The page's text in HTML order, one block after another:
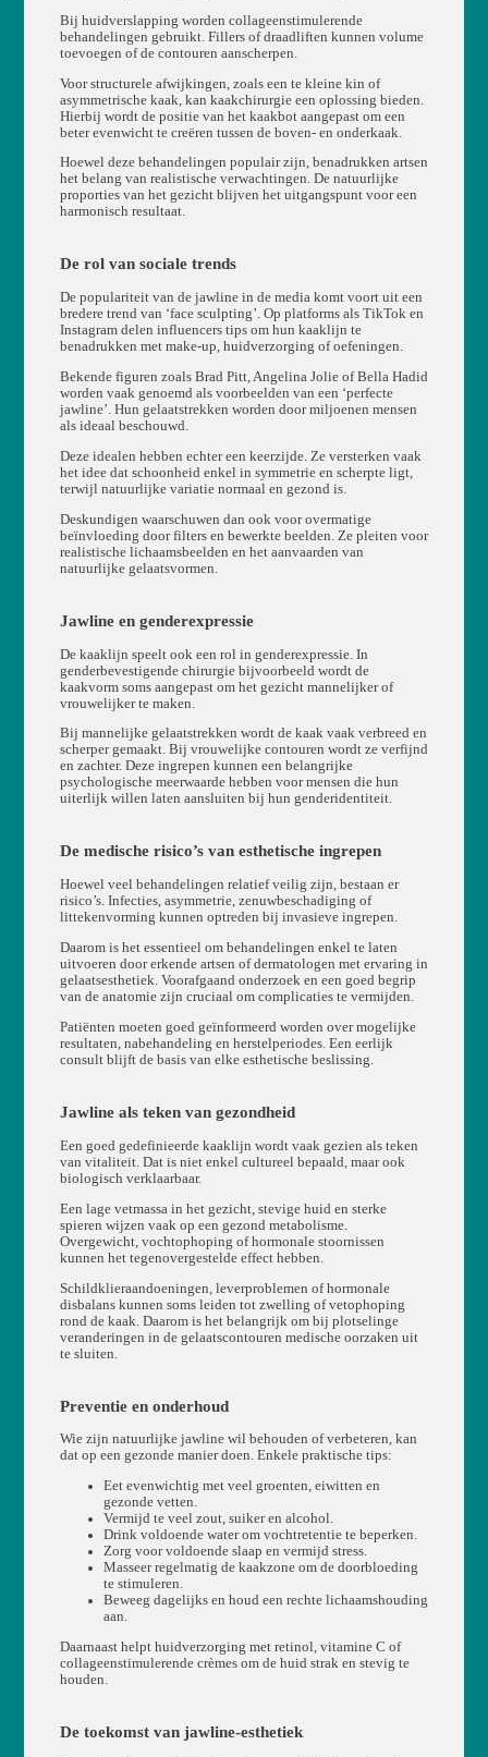
Bij huidverslapping worden collageenstimulerende
behandelingen gebruikt. Fillers of draadliften kunnen volume
toevoegen of de contouren aanscherpen.
Voor structurele afwijkingen, zoals een te kleine kin of
asymmetrische kaak, kan kaakchirurgie een oplossing bieden.
Hierbij wordt de positie van het kaakbot aangepast om een
beter evenwicht te creëren tussen de boven- en onderkaak.
Hoewel deze behandelingen populair zijn, benadrukken artsen
het belang van realistische verwachtingen. De natuurlijke
proporties van het gezicht blijven het uitgangspunt voor een
harmonisch resultaat.
De rol van sociale trends
De populariteit van de jawline in de media komt voort uit een
bredere trend van ‘face sculpting’. Op platforms als TikTok en
Instagram delen influencers tips om hun kaaklijn te
benadrukken met make-up, huidverzorging of oefeningen.
Bekende figuren zoals Brad Pitt, Angelina Jolie of Bella Hadid
worden vaak genoemd als voorbeelden van een ‘perfecte
jawline’. Hun gelaatstrekken worden door miljoenen mensen
als ideaal beschouwd.
Deze idealen hebben echter een keerzijde. Ze versterken vaak
het idee dat schoonheid enkel in symmetrie en scherpte ligt,
terwijl natuurlijke variatie normaal en gezond is.
Deskundigen waarschuwen dan ook voor overmatige
beïnvloeding door filters en bewerkte beelden. Ze pleiten voor
realistische lichaamsbeelden en het aanvaarden van
natuurlijke gelaatsvormen.
Jawline en genderexpressie
De kaaklijn speelt ook een rol in genderexpressie. In
genderbevestigende chirurgie bijvoorbeeld wordt de
kaakvorm soms aangepast om het gezicht mannelijker of
vrouwelijker te maken.
Bij mannelijke gelaatstrekken wordt de kaak vaak verbreed en
scherper gemaakt. Bij vrouwelijke contouren wordt ze verfijnd
en zachter. Deze ingrepen kunnen een belangrijke
psychologische meerwaarde hebben voor mensen die hun
uiterlijk willen laten aansluiten bij hun genderidentiteit.
De medische risico’s van esthetische ingrepen
Hoewel veel behandelingen relatief veilig zijn, bestaan er
risico’s. Infecties, asymmetrie, zenuwbeschadiging of
littekenvorming kunnen optreden bij invasieve ingrepen.
Daarom is het essentieel om behandelingen enkel te laten
uitvoeren door erkende artsen of dermatologen met ervaring in
gelaatsesthetiek. Voorafgaand onderzoek en een goed begrip
van de anatomie zijn cruciaal om complicaties te vermijden.
Patiënten moeten goed geïnformeerd worden over mogelijke
resultaten, nabehandeling en herstelperiodes. Een eerlijk
consult blijft de basis van elke esthetische beslissing.
Jawline als teken van gezondheid
Een goed gedefinieerde kaaklijn wordt vaak gezien als teken
van vitaliteit. Dat is niet enkel cultureel bepaald, maar ook
biologisch verklaarbaar.
Een lage vetmassa in het gezicht, stevige huid en sterke
spieren wijzen vaak op een gezond metabolisme.
Overgewicht, vochtophoping of hormonale stoornissen
kunnen het tegenovergestelde effect hebben.
Schildklieraandoeningen, leverproblemen of hormonale
disbalans kunnen soms leiden tot zwelling of vetophoping
rond de kaak. Daarom is het belangrijk om bij plotselinge
veranderingen in de gelaatscontouren medische oorzaken uit
te sluiten.
Preventie en onderhoud
Wie zijn natuurlijke jawline wil behouden of verbeteren, kan
dat op een gezonde manier doen. Enkele praktische tips:
Eet evenwichtig met veel groenten, eiwitten en
gezonde vetten.
Vermijd te veel zout, suiker en alcohol.
Drink voldoende water om vochtretentie te beperken.
Zorg voor voldoende slaap en vermijd stress.
Masseer regelmatig de kaakzone om de doorbloeding
te stimuleren.
Beweeg dagelijks en houd een rechte lichaamshouding
aan.
Daarnaast helpt huidverzorging met retinol, vitamine C of
collageenstimulerende crèmes om de huid strak en stevig te
houden.
De toekomst van jawline-esthetiek